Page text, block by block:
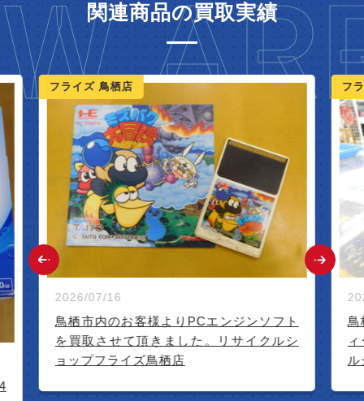
関連商品の買取実績
イズ 鳥栖店
07/16
栖市内のお客様よりPCエンジンソフト
買取させて頂きました。リサイクルシ
ップフライズ鳥栖店
フライズ 鳥栖店
2026/07/15
鳥栖市内の
ィーを買取
ルショップ